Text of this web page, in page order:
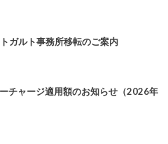
ガルト事務所移転のご案内
チャージ適用額のお知らせ（2026年